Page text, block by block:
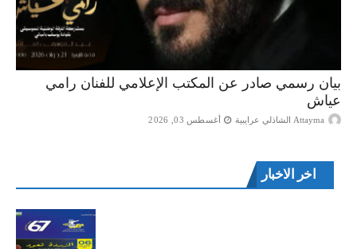
بيان رسمي صادر عن المكتب الإعلامي للفنان رامي
عياش
Attayma الشاذلي عرايبية أغسطس 03, 2026
اخر الاخبار